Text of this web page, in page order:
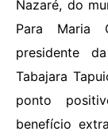
Nazaré, do
Para Maria
presidente
Tabajara
ponto
benefício